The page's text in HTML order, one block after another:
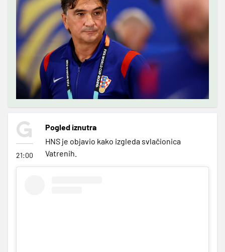
21:00
Pogled iznutra
HNS je objavio kako izgleda svlačionica
Vatrenih.